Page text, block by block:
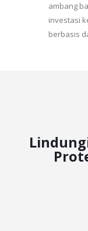
ambang
investasi
berbasis